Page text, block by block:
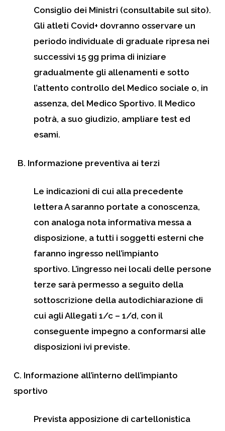
Consiglio dei Ministri (consultabile sul sito).
Gli atleti Covid+ dovranno osservare un
periodo individuale di graduale ripresa nei
successivi 15 gg prima di iniziare
gradualmente gli allenamenti e sotto
l’attento controllo del Medico sociale o, in
assenza, del Medico Sportivo. Il Medico
potrà, a suo giudizio, ampliare test ed
esami.
B. Informazione preventiva ai terzi
Le indicazioni di cui alla precedente
lettera A saranno portate a conoscenza,
con analoga nota informativa messa a
disposizione, a tutti i soggetti esterni che
faranno ingresso nell’impianto
sportivo. L’ingresso nei locali delle persone
terze sarà permesso a seguito della
sottoscrizione della autodichiarazione di
cui agli Allegati 1/c – 1/d, con il
conseguente impegno a conformarsi alle
disposizioni ivi previste.
C. Informazione all’interno dell’impianto
sportivo
Prevista apposizione di cartellonistica